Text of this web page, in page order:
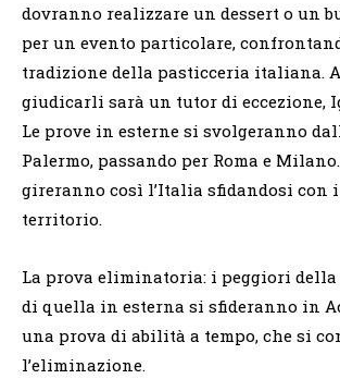
dovranno realizzare un dessert o un
per un evento particolare,
tradizione della pasticceria italiana.
giudicarli sarà un tutor di eccezione,
Le prove in esterne si svolgeranno
Palermo, passando per Roma e
gireranno così l’Italia sfidandosi con
territorio.
La prova eliminatoria: i peggiori
di quella in esterna si sfideranno in
una prova di abilità a tempo, che si
l’eliminazione.